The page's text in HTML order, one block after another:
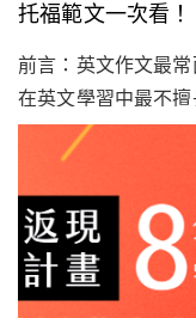
托福範文一次看！
前言：英文作文最
在英文學習中最不